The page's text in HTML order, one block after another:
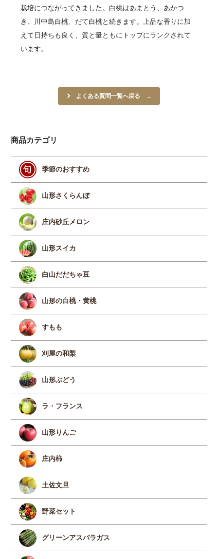
栽培につながってきました。白桃はあまとう、あかつ
き、川中島白桃、だて白桃と続きます。上品な香りに加
えて日持ちも良く、質と量ともにトップにランクされて
います。
よくある質問一覧へ戻る
商品カテゴリ
季節のおすすめ
山形さくらんぼ
庄内砂丘メロン
山形スイカ
白山だだちゃ豆
山形の白桃・黄桃
すもも
刈屋の和梨
山形ぶどう
ラ・フランス
山形りんご
庄内柿
土佐文旦
野菜セット
グリーンアスパラガス